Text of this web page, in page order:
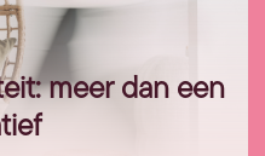
meer dan een